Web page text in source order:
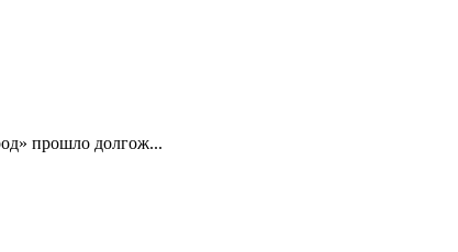
прошло долгож...